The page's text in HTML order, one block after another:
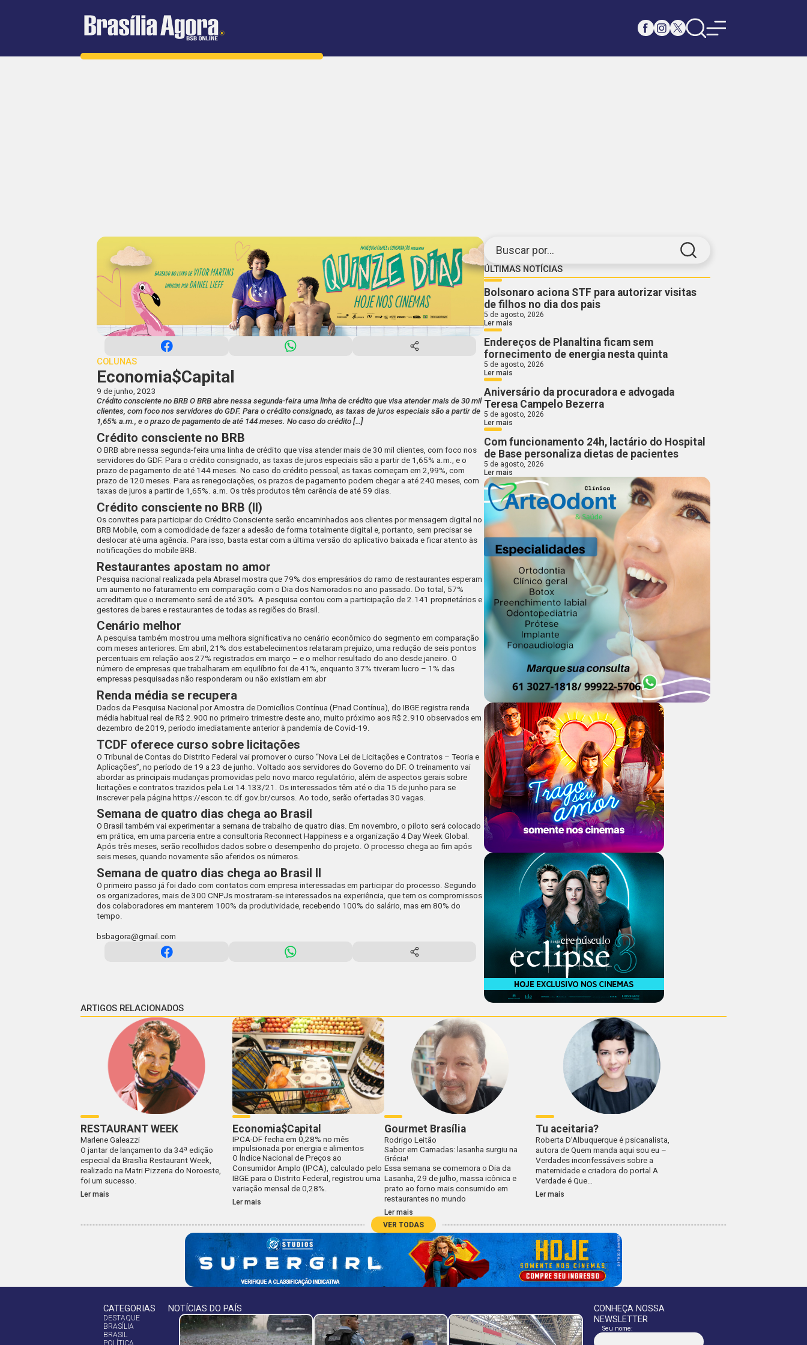
Buscar por...
ÚLTIMAS NOTÍCIAS
Bolsonaro aciona STF para autorizar visitas
de filhos no dia dos pais
5 de agosto, 2026
Ler mais
Endereços de Planaltina ficam sem
fornecimento de energia nesta quinta
5 de agosto, 2026
Ler mais
Aniversário da procuradora e advogada
Teresa Campelo Bezerra
5 de agosto, 2026
Ler mais
Com funcionamento 24h, lactário do Hospital
de Base personaliza dietas de pacientes
5 de agosto, 2026
Ler mais
COLUNAS
Economia$Capital
9 de junho, 2023
Crédito consciente no BRB O BRB abre nessa segunda-feira uma linha de crédito que visa atender mais de 30 mil
clientes, com foco nos servidores do GDF. Para o crédito consignado, as taxas de juros especiais são a partir de
1,65% a.m., e o prazo de pagamento de até 144 meses. No caso do crédito […]
Crédito consciente no BRB
O BRB abre nessa segunda-feira uma linha de crédito que visa atender mais de 30 mil clientes, com foco nos
servidores do GDF. Para o crédito consignado, as taxas de juros especiais são a partir de 1,65% a.m., e o
prazo de pagamento de até 144 meses. No caso do crédito pessoal, as taxas começam em 2,99%, com
prazo de 120 meses. Para as renegociações, os prazos de pagamento podem chegar a até 240 meses, com
taxas de juros a partir de 1,65%. a.m. Os três produtos têm carência de até 59 dias.
Crédito consciente no BRB (II)
Os convites para participar do Crédito Consciente serão encaminhados aos clientes por mensagem digital no
BRB Mobile, com a comodidade de fazer a adesão de forma totalmente digital e, portanto, sem precisar se
deslocar até uma agência. Para isso, basta estar com a última versão do aplicativo baixada e ficar atento às
notificações do mobile BRB.
Restaurantes apostam no amor
Pesquisa nacional realizada pela Abrasel mostra que 79% dos empresários do ramo de restaurantes esperam
um aumento no faturamento em comparação com o Dia dos Namorados no ano passado. Do total, 57%
acreditam que o incremento será de até 30%. A pesquisa contou com a participação de 2.141 proprietários e
gestores de bares e restaurantes de todas as regiões do Brasil.
Cenário melhor
A pesquisa também mostrou uma melhora significativa no cenário econômico do segmento em comparação
com meses anteriores. Em abril, 21% dos estabelecimentos relataram prejuízo, uma redução de seis pontos
percentuais em relação aos 27% registrados em março – e o melhor resultado do ano desde janeiro. O
número de empresas que trabalharam em equilíbrio foi de 41%, enquanto 37% tiveram lucro – 1% das
empresas pesquisadas não responderam ou não existiam em abr
Renda média se recupera
Dados da Pesquisa Nacional por Amostra de Domicílios Contínua (Pnad Contínua), do IBGE registra renda
média habitual real de R$ 2.900 no primeiro trimestre deste ano, muito próximo aos R$ 2.910 observados em
dezembro de 2019, período imediatamente anterior à pandemia de Covid-19.
TCDF oferece curso sobre licitações
O Tribunal de Contas do Distrito Federal vai promover o curso “Nova Lei de Licitações e Contratos – Teoria e
Aplicações”, no período de 19 a 23 de junho. Voltado aos servidores do Governo do DF. O treinamento vai
abordar as principais mudanças promovidas pelo novo marco regulatório, além de aspectos gerais sobre
licitações e contratos trazidos pela Lei 14.133/21. Os interessados têm até o dia 15 de junho para se
inscrever pela página https://escon.tc.df.gov.br/cursos. Ao todo, serão ofertadas 30 vagas.
Semana de quatro dias chega ao Brasil
O Brasil também vai experimentar a semana de trabalho de quatro dias. Em novembro, o piloto será colocado
em prática, em uma parceria entre a consultoria Reconnect Happiness e a organização 4 Day Week Global.
Após três meses, serão recolhidos dados sobre o desempenho do projeto. O processo chega ao fim após
seis meses, quando novamente são aferidos os números.
Semana de quatro dias chega ao Brasil II
O primeiro passo já foi dado com contatos com empresa interessadas em participar do processo. Segundo
os organizadores, mais de 300 CNPJs mostraram-se interessados na experiência, que tem os compromissos
dos colaboradores em manterem 100% da produtividade, recebendo 100% do salário, mas em 80% do
tempo.
bsbagora@gmail.com
ARTIGOS RELACIONADOS
RESTAURANT WEEK
Marlene Galeazzi
O jantar de lançamento da 34ª edição
especial da Brasília Restaurant Week,
realizado na Matri Pizzeria do Noroeste,
foi um sucesso.
Ler mais
Economia$Capital
IPCA-DF fecha em 0,28% no mês
impulsionada por energia e alimentos
O Índice Nacional de Preços ao
Consumidor Amplo (IPCA), calculado pelo
IBGE para o Distrito Federal, registrou uma
variação mensal de 0,28%.
Ler mais
Gourmet Brasília
Rodrigo Leitão
Sabor em Camadas: lasanha surgiu na
Grécia!
Essa semana se comemora o Dia da
Lasanha, 29 de julho, massa icônica e
prato ao forno mais consumido em
restaurantes no mundo
Ler mais
Tu aceitaria?
Roberta D’Albuquerque é psicanalista,
autora de Quem manda aqui sou eu –
Verdades inconfessáveis sobre a
maternidade e criadora do portal A
Verdade é Que…
Ler mais
VER TODAS
CATEGORIAS
DESTAQUE
BRASÍLIA
BRASIL
POLÍTICA
NOTÍCIAS DO PAÍS
CONHEÇA NOSSA
NEWSLETTER
Seu nome: